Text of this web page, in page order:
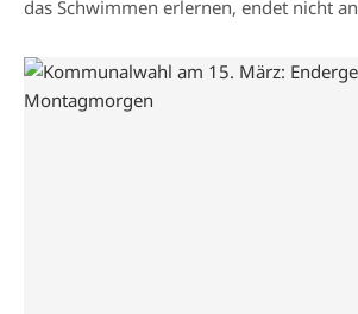
das Schwimmen erlernen, endet nicht an